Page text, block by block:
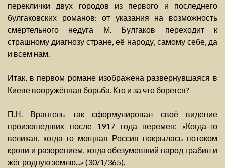
переклички двух городов из первого и последнего
булгаковских романов: от указания на возможность
смертельного недуга М. Булгаков переходит к
страшному диагнозу стране, её народу, самому себе, да
и всем нам.
Итак, в первом романе изображена развернувшаяся в
Киеве вооружённая борьба. Кто и за что борется?
П.Н. Врангель так сформулировал своё видение
произошедших после 1917 года перемен: «Когда-то
великая, когда-то мощная Россия покрылась потоком
крови и разорением, когда обезумевший народ грабил и
жёг родную землю...» (30/1/365).